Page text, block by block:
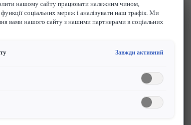
нашому сайту працювати належним чином,
соціальних мереж і аналізувати наш трафік. Ми
вами нашого сайту з нашими партнерами в соціальних
Завжди активний